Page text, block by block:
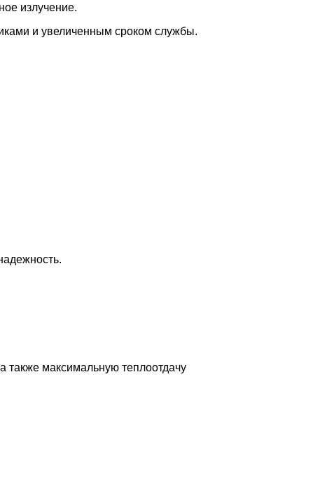
излучение.
и увеличенным сроком службы.
также максимальную теплоотдачу